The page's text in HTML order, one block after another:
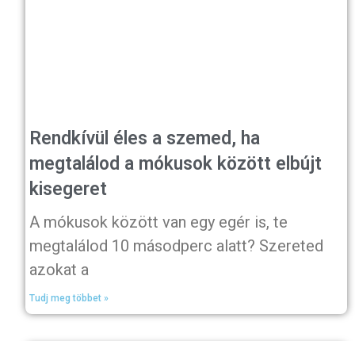
Rendkívül éles a szemed, ha
megtalálod a mókusok között elbújt
kisegeret
A mókusok között van egy egér is, te
megtalálod 10 másodperc alatt? Szereted
azokat a
Tudj meg többet »